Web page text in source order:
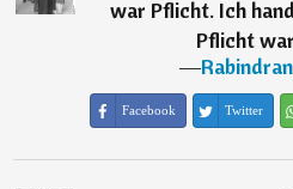
war Pflicht. Ich
Pflicht
―
Facebook Twitter